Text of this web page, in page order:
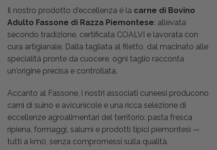
Il nostro prodotto d'eccellenza è la carne di Bovino
Adulto Fassone di Razza Piemontese: allevata
secondo tradizione, certificata COALVI e lavorata con
cura artigianale. Dalla tagliata al filetto, dal macinato alle
specialità pronte da cuocere, ogni taglio racconta
un'origine precisa e controllata.
Accanto al Fassone, i nostri associati cuneesi producono
carni di suino e avicunicole e una ricca selezione di
eccellenze agroalimentari del territorio: pasta fresca
ripiena, formaggi, salumi e prodotti tipici piemontesi —
tutti a km0, senza compromessi sulla qualità.